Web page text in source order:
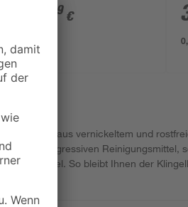
69 €
ist aus vernickeltem und
keine aggressiven Reinigungsmittel,
Spülmittel. So bleibt Ihnen der